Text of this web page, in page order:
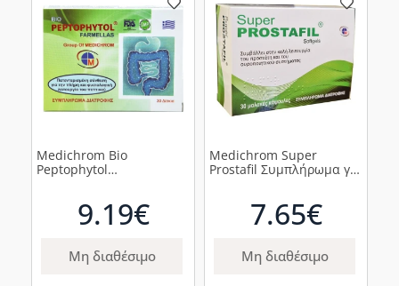
Medichrom Bio
Peptophytol
Ταμπλέτες9.19€
Μη διαθέσιμο
Medichrom Super
Prostafil Συμπλήρωμα για
7.65€
Μη διαθέσιμο